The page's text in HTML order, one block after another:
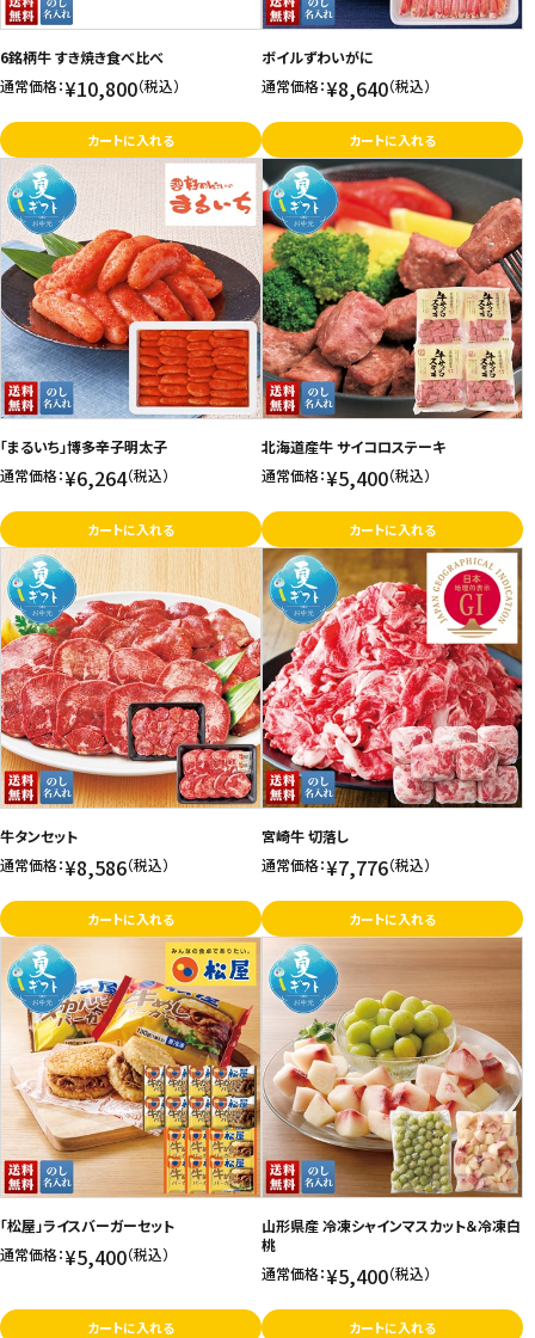
6銘柄牛 すき焼き食べ比べ
通常価格：¥10,800（税込）
カートに入れる
ボイルずわいがに
通常価格：¥8,640（税込）
カートに入れる
「まるいち」博多辛子明太子
通常価格：¥6,264（税込）
カートに入れる
北海道産牛 サイコロステーキ
通常価格：¥5,400（税込）
カートに入れる
牛タンセット
通常価格：¥8,586（税込）
カートに入れる
宮崎牛 切落し
通常価格：¥7,776（税込）
カートに入れる
「松屋」ライスバーガーセット
通常価格：¥5,400（税込）
カートに入れる
山形県産 冷凍シャインマスカット＆冷凍白
桃
通常価格：¥5,400（税込）
カートに入れる